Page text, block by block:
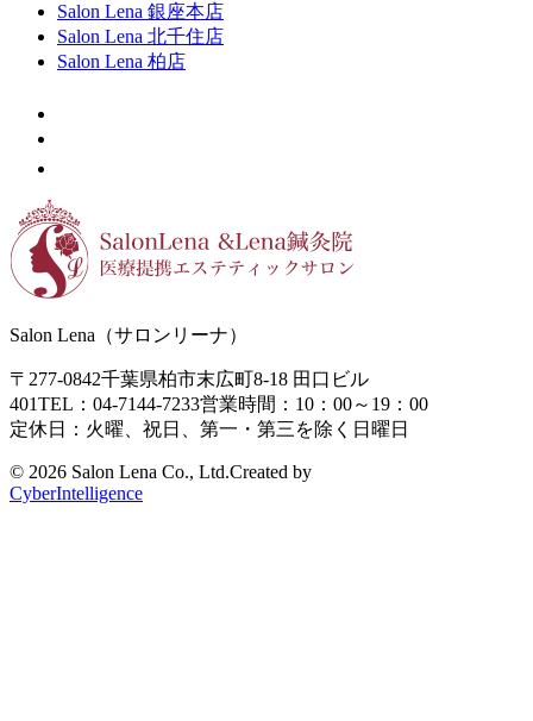
Salon Lena 銀座本店
Salon Lena 北千住店
Salon Lena 柏店
Salon Lena（サロンリーナ）
〒277-0842千葉県柏市末広町8-18 田口ビル
401TEL：04-7144-7233営業時間：10：00～19：00
定休日：火曜、祝日、第一・第三を除く日曜日
© 2026 Salon Lena Co., Ltd.Created by
CyberIntelligence